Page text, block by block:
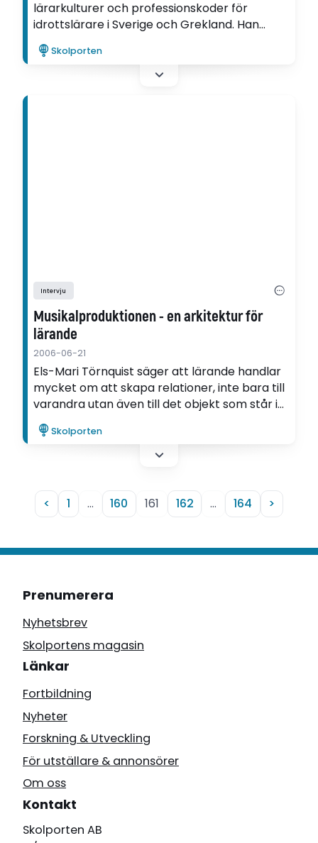
lärarkulturer och professionskoder för
idrottslärare i Sverige och Grekland. Han
upplever stora skillnader mellan Grekland
och Sverige - bland annat vad gäller
idrottsämnets status i jämförelse med övriga
Skolporten
Intervju
Musikalproduktionen - en arkitektur för
lärande
2006-06-21
Els-Mari Törnquist säger att lärande handlar
mycket om att skapa relationer, inte bara till
varandra utan även till det objekt som står i
fokus i lärandeprocessen. Ett sådant objekt
är musikalproduktionen, som då kan bli till en
arkitektur för lärande.
Skolporten
< 1 … 160 161 162 … 164 >
Prenumerera
Nyhetsbrev
Skolportens magasin
Länkar
Fortbildning
Nyheter
Forskning & Utveckling
För utställare & annonsörer
Om oss
Kontakt
Skolporten AB